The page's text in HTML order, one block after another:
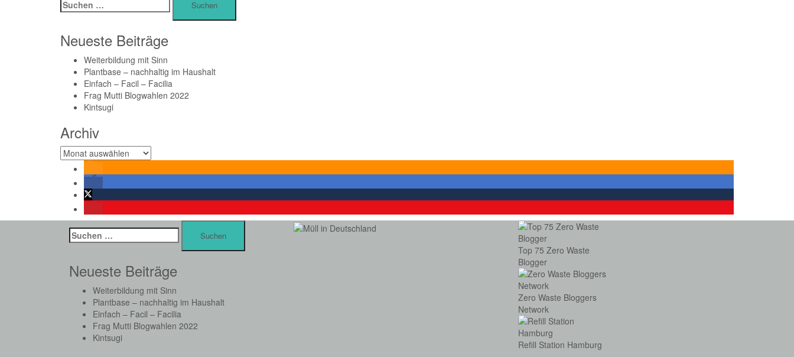
Suchen
nach:
Neueste Beiträge
Weiterbildung mit Sinn
Plantbase – nachhaltig im Haushalt
Einfach – Facil – Facilia
Frag Mutti Blogwahlen 2022
Kintsugi
Archiv
Archiv
Suchen
nach:
Neueste Beiträge
Weiterbildung mit Sinn
Plantbase – nachhaltig im Haushalt
Einfach – Facil – Facilia
Frag Mutti Blogwahlen 2022
Kintsugi
Top 75 Zero Waste
Blogger
Zero Waste Bloggers
Network
Refill Station Hamburg